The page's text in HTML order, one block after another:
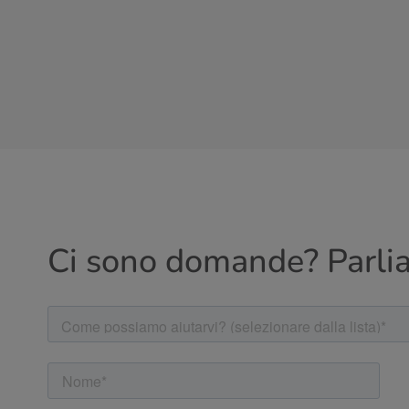
Ci sono domande?